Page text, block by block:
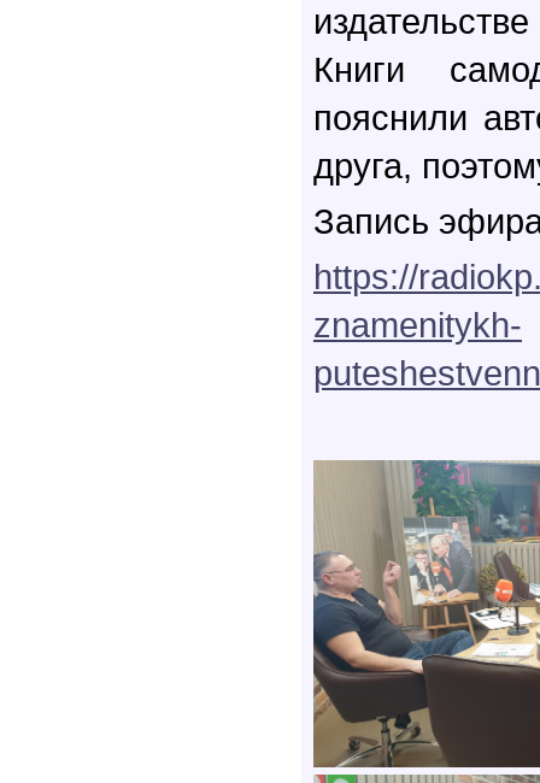
Книги
пояснили
друга,
Запись
https://
znamenitykh-